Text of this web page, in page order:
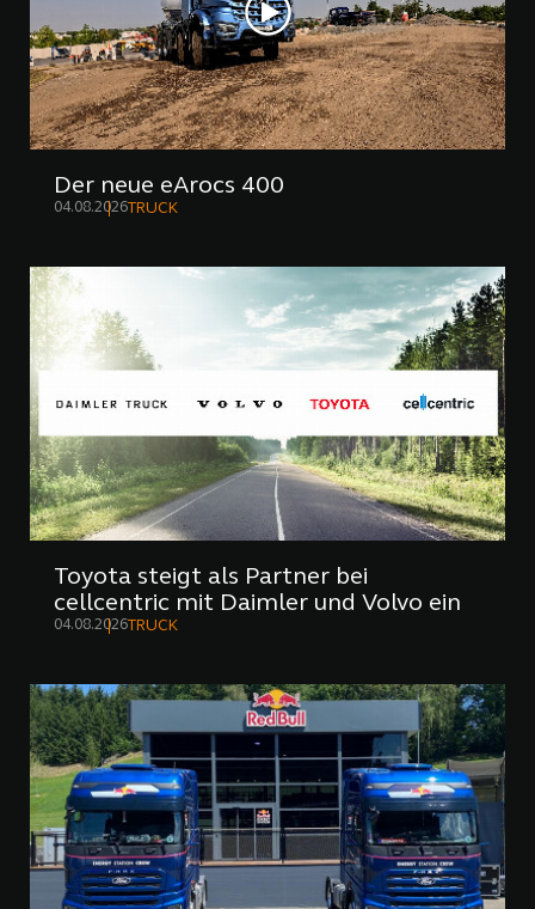
Der neue eArocs 400
04.08.2026 TRUCK
Toyota steigt als Partner bei
cellcentric mit Daimler und Volvo ein
04.08.2026 TRUCK